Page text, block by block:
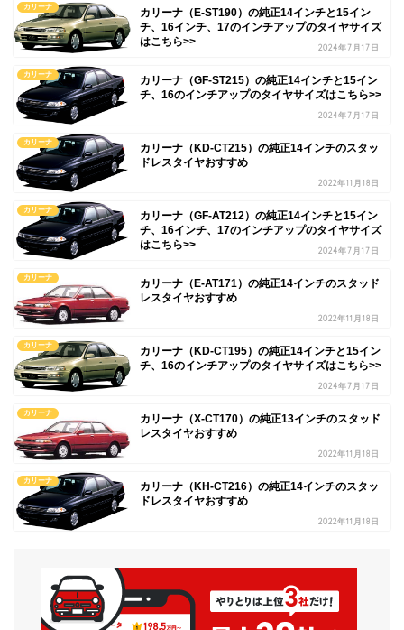
カリーナ
カリーナ（E-ST190）の純正14インチと15イン
チ、16インチ、17のインチアップのタイヤサイズ
はこちら>>
2024年7月17日
カリーナ
カリーナ（GF-ST215）の純正14インチと15イン
チ、16のインチアップのタイヤサイズはこちら>>
2024年7月17日
カリーナ
カリーナ（KD-CT215）の純正14インチのスタッ
ドレスタイヤおすすめ
2022年11月18日
カリーナ
カリーナ（GF-AT212）の純正14インチと15イン
チ、16インチ、17のインチアップのタイヤサイズ
はこちら>>
2024年7月17日
カリーナ
カリーナ（E-AT171）の純正14インチのスタッド
レスタイヤおすすめ
2022年11月18日
カリーナ
カリーナ（KD-CT195）の純正14インチと15イン
チ、16のインチアップのタイヤサイズはこちら>>
2024年7月17日
カリーナ
カリーナ（X-CT170）の純正13インチのスタッド
レスタイヤおすすめ
2022年11月18日
カリーナ
カリーナ（KH-CT216）の純正14インチのスタッ
ドレスタイヤおすすめ
2022年11月18日